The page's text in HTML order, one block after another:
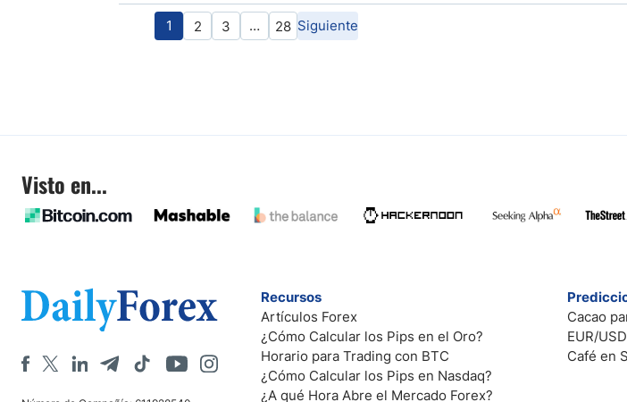
1 2 3 … 28 Siguiente
Visto en...
Recursos
Artículos Forex
¿Cómo Calcular los Pips en el Oro?
Horario para Trading con BTC
¿Cómo Calcular los Pips en Nasdaq?
¿A qué Hora Abre el Mercado Forex?
Cacao
EUR/
Café en